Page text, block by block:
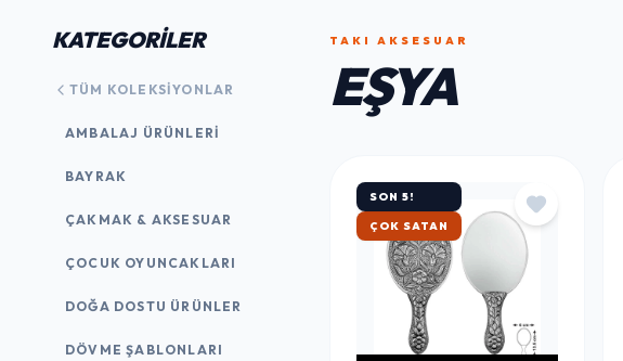
KATEGORİLER
TÜM KOLEKSIYONLAR
AMBALAJ ÜRÜNLERI
BAYRAK
ÇAKMAK & AKSESUAR
ÇOCUK OYUNCAKLARI
DOĞA DOSTU ÜRÜNLER
DÖVME ŞABLONLARI
TAKI AKSESUAR
EŞYA
SON 5!
ÇOK SATAN